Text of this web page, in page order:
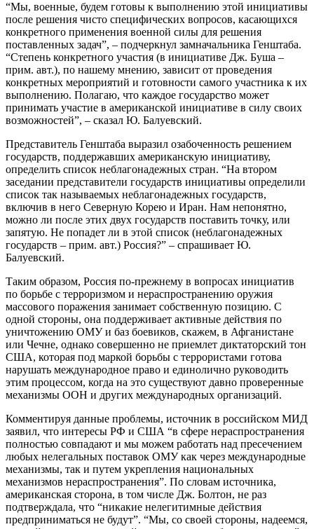
“Мы, военные, будем готовы к выполнению этой инициативы
после решения чисто специфических вопросов, касающихся
конкретного применения военной силы для решения
поставленных задач”, – подчеркнул замначальника Генштаба.
“Степень конкретного участия (в инициативе Дж. Буша –
прим. авт.), по нашему мнению, зависит от проведения
конкретных мероприятий и готовности самого участника к их
выполнению. Полагаю, что каждое государство может
принимать участие в американской инициативе в силу своих
возможностей”, – сказал Ю. Балуевский.
Представитель Генштаба выразил озабоченность решением
государств, поддержавших американскую инициативу,
определить список неблагонадежных стран. “На втором
заседании представители государств инициативы определили
список так называемых неблагонадежных государств,
включив в него Северную Корею и Иран. Нам непонятно,
можно ли после этих двух государств поставить точку, или
запятую. Не попадет ли в этой список (неблагонадежных
государств – прим. авт.) Россия?” – спрашивает Ю.
Балуевский.
Таким образом, Россия по-прежнему в вопросах инициатив
по борьбе с терроризмом и нераспространению оружия
массового поражения занимает собственную позицию. С
одной стороны, она поддерживает активные действия по
уничтожению ОМУ и баз боевиков, скажем, в Афганистане
или Чечне, однако совершенно не приемлет диктаторский тон
США, которая под маркой борьбы с террористами готова
нарушать международное право и единолично руководить
этим процессом, когда на это существуют давно проверенные
механизмы ООН и других международных организаций.
Комментируя данные проблемы, источник в российском МИД
заявил, что интересы РФ и США “в сфере нераспространения
полностью совпадают и мы можем работать над пресечением
любых нелегальных поставок ОМУ как через международные
механизмы, так и путем укрепления национальных
механизмов нераспространения”. По словам источника,
американская сторона, в том числе Дж. Болтон, не раз
подтверждала, что “никакие нелегитимные действия
предприниматься не будут”. “Мы, со своей стороны, надеемся,